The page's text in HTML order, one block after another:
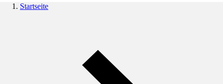
Startseite